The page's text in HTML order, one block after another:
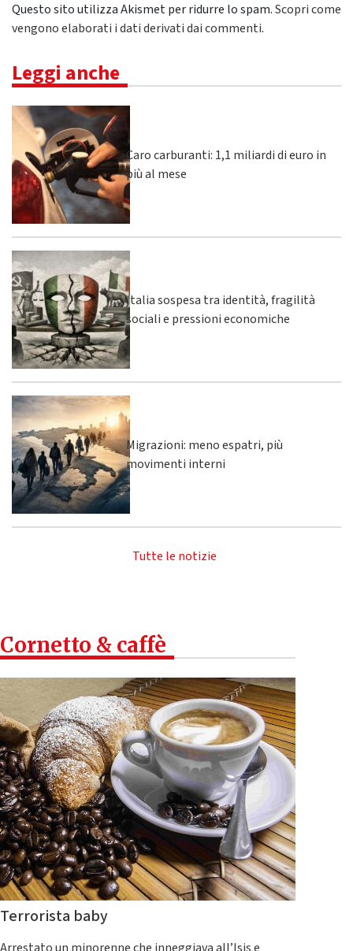
Questo sito utilizza Akismet per ridurre lo spam.Scopri come
vengono elaborati i dati derivati dai commenti.
Leggi anche
Caro carburanti: 1,1 miliardi di euro in
più al mese
Italia sospesa tra identità, fragilità
sociali e pressioni economiche
Migrazioni: meno espatri, più
movimenti interni
Tutte le notizie
Cornetto & caffè
Terrorista baby